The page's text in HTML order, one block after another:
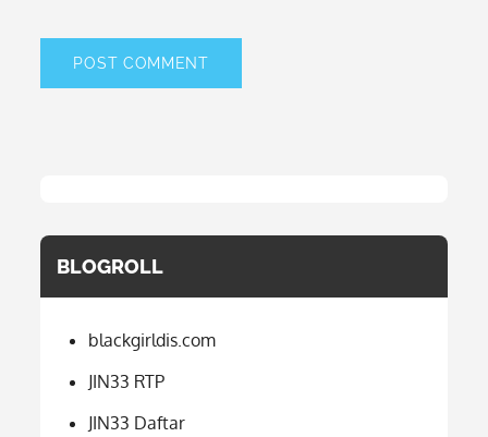
BLOGROLL
blackgirldis.com
JIN33 RTP
JIN33 Daftar